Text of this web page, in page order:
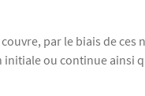
par le biais de
ou continue ainsi